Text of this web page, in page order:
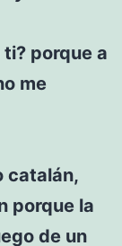
porque a
me
catalán,
porque la
de un